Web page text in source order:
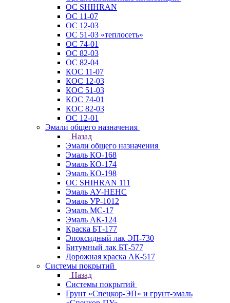
ОС SHIHRAN
ОС 11-07
ОС 12-03
ОС 51-03 «теплосеть»
ОС 74-01
ОС 82-03
ОС 82-04
КОС 11-07
КОС 12-03
КОС 51-03
КОС 74-01
КОС 82-03
ОС 12-01
Эмали общего назначения
Назад
Эмали общего назначения
Эмаль КО-168
Эмаль КО-174
Эмаль КО-198
ОС SHIHRAN 111
Эмаль АУ-НЕНС
Эмаль УР-1012
Эмаль МС-17
Эмаль АК-124
Краска БТ-177
Эпоксидный лак ЭП-730
Битумный лак БТ-577
Дорожная краска АК-517
Системы покрытий
Назад
Системы покрытий
Грунт «Спецкор-ЭП» и грунт-эмаль